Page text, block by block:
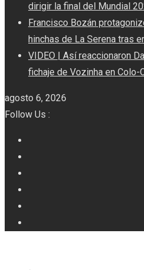
dirigir la final del Mundial
Francisco Bozán
hinchas de La Serena tras
VIDEO | Así reaccionaron
fichaje de Vozinha en Colo-
agosto 6, 2026
Follow Us :